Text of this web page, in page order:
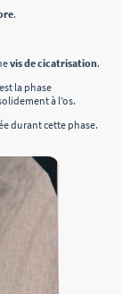
.
vis de cicatrisation.
la phase
à l’os.
durant cette phase.